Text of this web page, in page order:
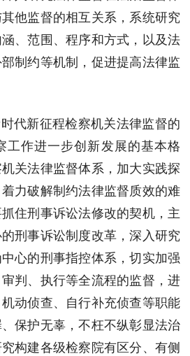
他监督的相互关系，系统研究
、范围、程序和方式，以及法
制约等机制，促进提高法律监
代新征程检察机关法律监督的
工作进一步创新发展的基本格
关法律监督体系，加大实践探
力破解制约法律监督质效的难
住刑事诉讼法修改的契机，主
刑事诉讼制度改革，深入研究
心的刑事指控体系，切实加强
判、执行等全流程的监督，进
动侦查、自行补充侦查等职能
保护无辜，不枉不纵彰显法治
构建各级检察院有区分、有侧